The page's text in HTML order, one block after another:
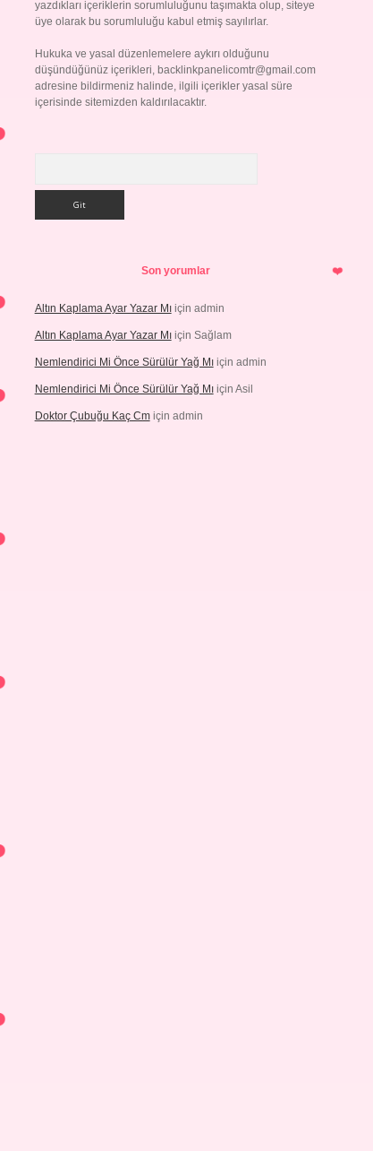
yazdıkları içeriklerin sorumluluğunu taşımakta olup, siteye
üye olarak bu sorumluluğu kabul etmiş sayılırlar.
Hukuka ve yasal düzenlemelere aykırı olduğunu
düşündüğünüz içerikleri, backlinkpanelicomtr@gmail.com
adresine bildirmeniz halinde, ilgili içerikler yasal süre
içerisinde sitemizden kaldırılacaktır.
Son yorumlar
Altın Kaplama Ayar Yazar Mıiçin admin
Altın Kaplama Ayar Yazar Mıiçin Sağlam
Nemlendirici Mi Önce Sürülür Yağ Mıiçin admin
Nemlendirici Mi Önce Sürülür Yağ Mıiçin Asil
Doktor Çubuğu Kaç Cmiçin admin